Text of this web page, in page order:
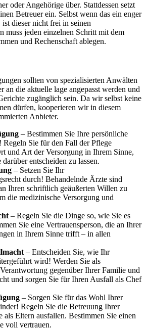
oder Angehörige über. Stattdessen setzt
Betreuer ein. Selbst wenn das ein enger
dieser nicht frei in seinen
muss jeden einzelnen Schritt mit dem
und Rechenschaft ablegen.
sollten von spezialisierten Anwälten
an die aktuelle lage angepasst werden und
zugänglich sein. Da wir selbst keine
dürfen, kooperieren wir in diesem
Anbieter.
– Bestimmen Sie Ihre persönliche
Regeln Sie für den Fall der Pflege
und Art der Versorgung in Ihrem Sinne,
entscheiden zu lassen.
– Setzen Sie Ihr
durch! Behandelnde Ärzte sind
Ihren schriftlich geäußerten Willen zu
die medizinische Versorgung und
– Regeln Sie die Dinge so, wie Sie es
Sie eine Vertrauensperson, die an Ihrer
in Ihrem Sinne trifft – in allen
– Entscheiden Sie, wie Ihr
wird! Werden Sie als
gegenüber Ihrer Familie und
und sorgen Sie für Ihren Ausfall als Chef
– Sorgen Sie für das Wohl Ihrer
Regeln Sie die Betreuung Ihrer
als Eltern ausfallen. Bestimmen Sie einen
voll vertrauen.